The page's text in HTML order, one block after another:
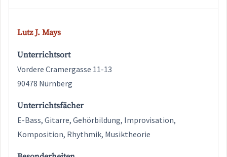
Lutz J. Mays
Unterrichtsort
Vordere Cramergasse 11-13
90478 Nürnberg
Unterrichtsfächer
E-Bass, Gitarre, Gehörbildung, Improvisation,
Komposition, Rhythmik, Musiktheorie